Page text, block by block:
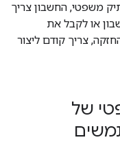
משפטי, החשבון צריך
או לקבל את
צריך קודם ליצור
של